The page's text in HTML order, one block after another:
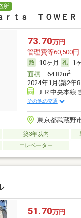
所
ｒｔｓ ＴＯＷＥＲ
73.70万円
管理費等60,500円
10ヶ月
1
面積64.82m2
2024年1月(築2年
ＪＲ中央本線
その他の交通
東京都武蔵野
築3年以内
エレベーター
51.70万円